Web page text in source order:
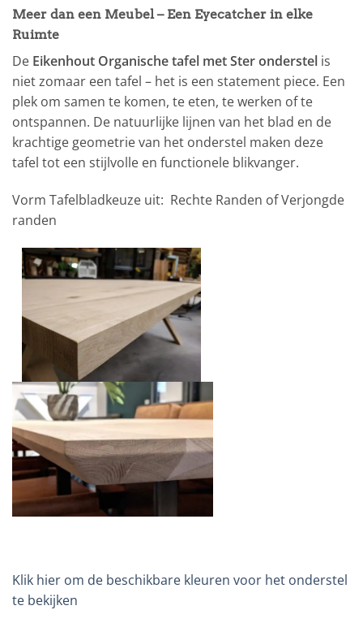
Meer dan een Meubel – Een Eyecatcher in elke
Ruimte
De Eikenhout Organische tafel met Ster onderstel is
niet zomaar een tafel – het is een statement piece. Een
plek om samen te komen, te eten, te werken of te
ontspannen. De natuurlijke lijnen van het blad en de
krachtige geometrie van het onderstel maken deze
tafel tot een stijlvolle en functionele blikvanger.
Vorm Tafelbladkeuze uit: Rechte Randen of Verjongde
randen
Klik hier om de beschikbare kleuren voor het onderstel
te bekijken